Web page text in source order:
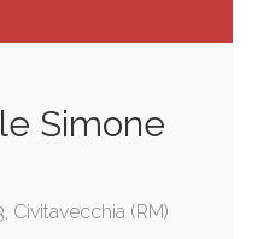
Simone
Civitavecchia (RM)